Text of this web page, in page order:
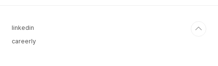
linkedin
careerly